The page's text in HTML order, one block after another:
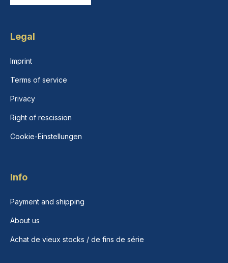
Legal
Imprint
Terms of service
Privacy
Right of rescission
Cookie-Einstellungen
Info
Payment and shipping
About us
Achat de vieux stocks / de fins de série